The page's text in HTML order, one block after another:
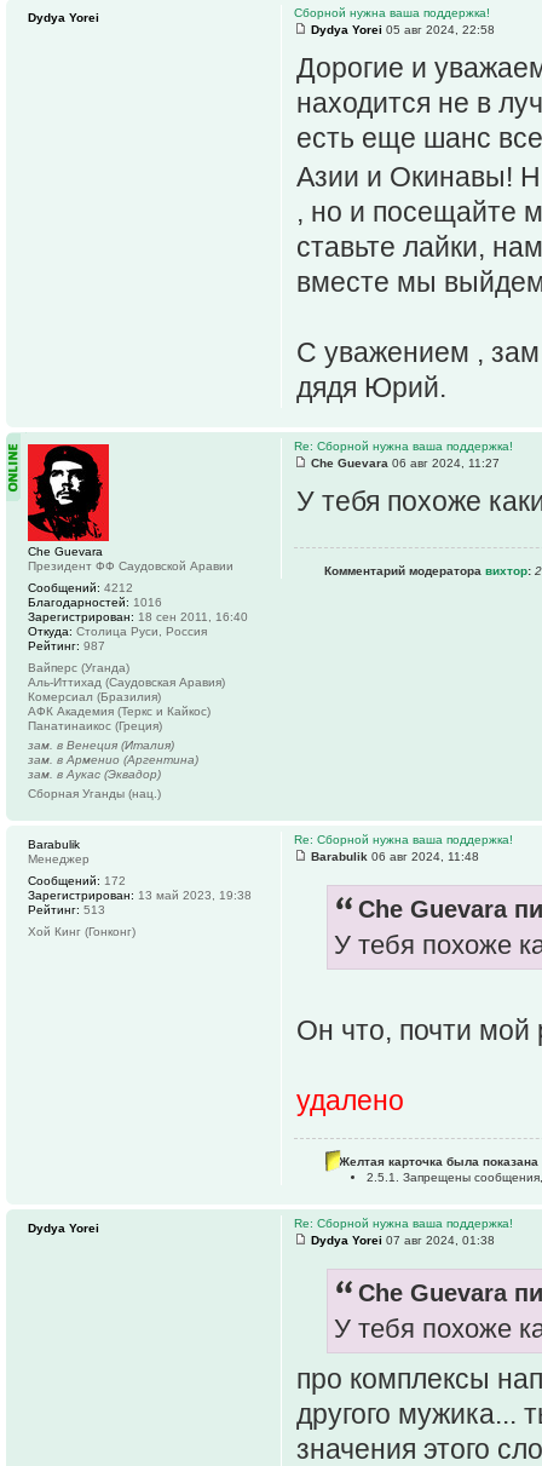
Сборной нужна ваша поддержка!
Dydya Yorei 05 авг 2024, 22:58
Дорогие и
находится не в
есть еще шанс
Азии и Окинавы!
, но и посещайте
ставьте лайки,
вместе мы
С уважением ,
дядя Юрий.
Dydya Yorei
Re: Сборной нужна ваша поддержка!
Che Guevara 06 авг 2024, 11:27
У тебя похоже
Комментарий модератора вихтор:
Che Guevara
Президент ФФ Саудовской Аравии
Сообщений: 4212
Благодарностей: 1016
Зарегистрирован: 18 сен 2011, 16:40
Откуда: Столица Руси, Россия
Рейтинг: 987
Вайперс (Уганда)
Аль-Иттихад (Саудовская Аравия)
Комерсиал (Бразилия)
АФК Академия (Теркс и Кайкос)
Панатинаикос (Греция)
зам. в Венеция (Италия)
зам. в Арменио (Аргентина)
зам. в Аукас (Эквадор)
Сборная Уганды (нац.)
Re: Сборной нужна ваша поддержка!
Barabulik 06 авг 2024, 11:48
Che Guevara
У тебя похоже
Он что, почти мой
удалено
Желтая карточка была показана
2.5.1. Запрещены
Barabulik
Менеджер
Сообщений: 172
Зарегистрирован: 13 май 2023, 19:38
Рейтинг: 513
Хой Кинг (Гонконг)
Re: Сборной нужна ваша поддержка!
Dydya Yorei 07 авг 2024, 01:38
Che Guevara
У тебя похоже
про комплексы
другого мужика...
значения этого
Dydya Yorei